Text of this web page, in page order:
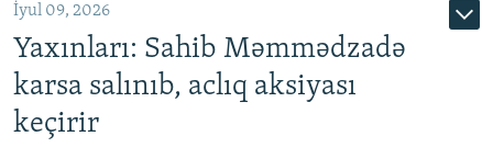
İyul 09, 2026
Yaxınları: Sahib Məmmədzadə
karsa salınıb, aclıq aksiyası
keçirir